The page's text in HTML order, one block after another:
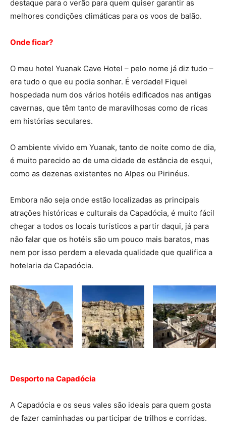
destaque para o verão para quem quiser garantir as
melhores condições climáticas para os voos de balão.
Onde ficar?
O meu hotel Yuanak Cave Hotel – pelo nome já diz tudo –
era tudo o que eu podia sonhar. É verdade! Fiquei
hospedada num dos vários hotéis edificados nas antigas
cavernas, que têm tanto de maravilhosas como de ricas
em histórias seculares.
O ambiente vivido em Yuanak, tanto de noite como de dia,
é muito parecido ao de uma cidade de estância de esqui,
como as dezenas existentes no Alpes ou Pirinéus.
Embora não seja onde estão localizadas as principais
atrações históricas e culturais da Capadócia, é muito fácil
chegar a todos os locais turísticos a partir daqui, já para
não falar que os hotéis são um pouco mais baratos, mas
nem por isso perdem a elevada qualidade que qualifica a
hotelaria da Capadócia.
Desporto na Capadócia
A Capadócia e os seus vales são ideais para quem gosta
de fazer caminhadas ou participar de trilhos e corridas.